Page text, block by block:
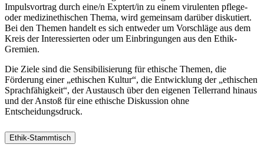
Impulsvortrag durch eine/n Exptert/in zu einem virulenten pflege-
oder medizinethischen Thema, wird gemeinsam darüber diskutiert.
Bei den Themen handelt es sich entweder um Vorschläge aus dem
Kreis der Interessierten oder um Einbringungen aus den Ethik-
Gremien.
Die Ziele sind die Sensibilisierung für ethische Themen, die
Förderung einer „ethischen Kultur“, die Entwicklung der „ethischen
Sprachfähigkeit“, der Austausch über den eigenen Tellerrand hinaus
und der Anstoß für eine ethische Diskussion ohne
Entscheidungsdruck.
Ethik-Stammtisch